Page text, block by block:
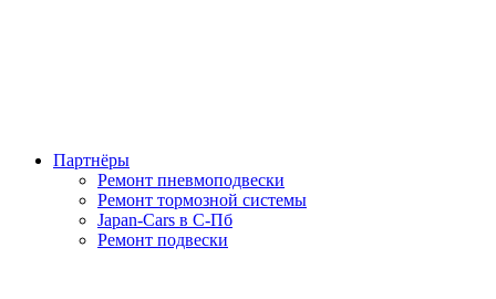
Партнёры
Ремонт пневмоподвески
Ремонт тормозной системы
Japan-Cars в С-Пб
Ремонт подвески